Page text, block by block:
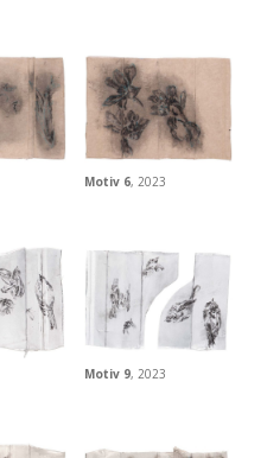
Motiv 6, 2023
Motiv 9, 2023